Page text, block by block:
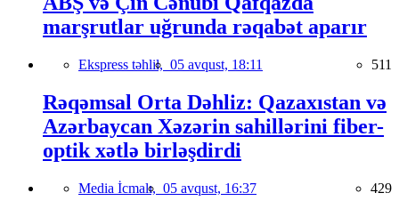
marşrutlar uğrunda rəqabət aparır
Ekspress təhlil, 05 avqust, 18:11 511
Rəqəmsal Orta Dəhliz: Qazaxıstan və
Azərbaycan Xəzərin sahillərini fiber-
optik xətlə birləşdirdi
Media İcmalı, 05 avqust, 16:37 429